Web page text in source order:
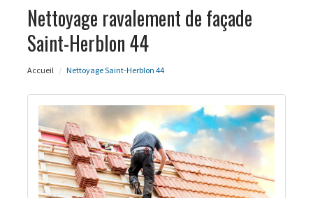
Nettoyage ravalement de façade
Saint-Herblon 44
Accueil Nettoyage Saint-Herblon 44